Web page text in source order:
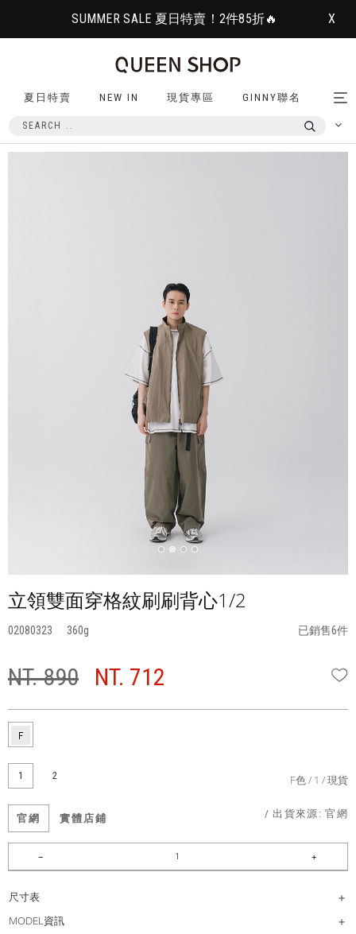
SUMMER SALE 夏日特賣！2件85折🔥 X
夏日特賣 NEW IN 現貨專區 GINNY聯名
立領雙面穿格紋刷刷背心1/2
02080323 360 已銷售6件
NT. 890 NT. 712
1 2 F色 1 現貨
官網 實體店鋪 / 出貨來源:官網
尺寸表
MODEL資訊